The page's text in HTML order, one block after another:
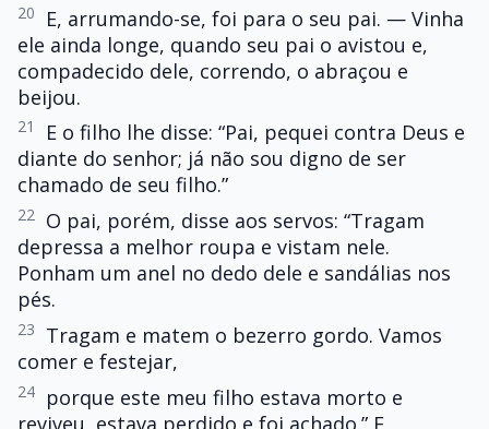
20
E, arrumando-se, foi para o seu pai. — Vinha
ele ainda longe, quando seu pai o avistou e,
compadecido dele, correndo, o abraçou e
beijou.
21
E o filho lhe disse: “Pai, pequei contra Deus e
diante do senhor; já não sou digno de ser
chamado de seu filho.”
22 O pai, porém, disse aos servos: “Tragam
depressa a melhor roupa e vistam nele.
Ponham um anel no dedo dele e sandálias nos
pés.
23
Tragam e matem o bezerro gordo. Vamos
comer e festejar,
24
porque este meu filho estava morto e
reviveu, estava perdido e foi achado.” E